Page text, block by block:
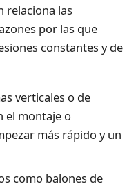
relaciona las
por las que
constantes y de
verticales o de
el montaje o
más rápido y un
como balones de